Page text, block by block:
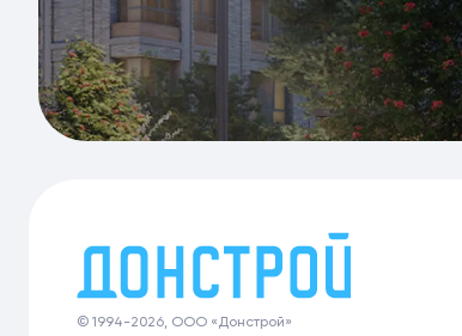
© 1994-2026, ООО «Донстрой»